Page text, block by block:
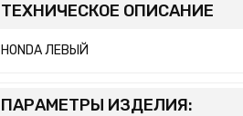
ТЕХНИЧЕСКОЕ ОПИСАНИЕ
HONDA ЛЕВЫЙ
ПАРАМЕТРЫ ИЗДЕЛИЯ: